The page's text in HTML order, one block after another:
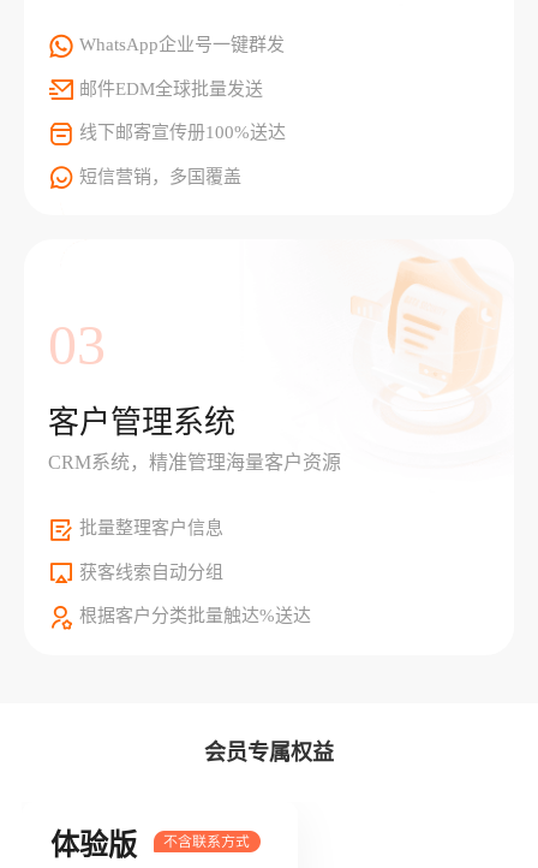
WhatsApp企业号一键群发
邮件EDM全球批量发送
线下邮寄宣传册100%送达
短信营销，多国覆盖
03
客户管理系统
CRM系统，精准管理海量客户资源
批量整理客户信息
获客线索自动分组
根据客户分类批量触达%送达
会员专属权益
体验版